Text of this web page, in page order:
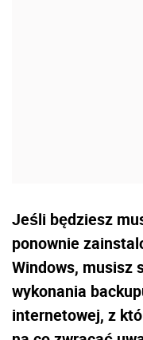
Jeśli będziesz
ponownie
Windows, musisz
wykonania
internetowej, z